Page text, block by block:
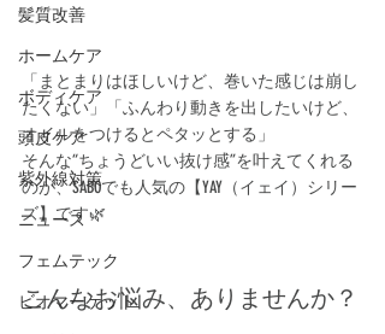
髪質改善
ホームケア
ボディケア
頭皮ケア
紫外線対策
ニュース
フェムテック
ビオマーケット
「まとまりはほしいけど、巻いた感じは崩し
たくない」「ふんわり動きを出したいけど、
オイルをつけるとペタッとする」
そんな“ちょうどいい抜け感”を叶えてくれる
のが、SABOでも人気の【YAY（イェイ）シリー
ズ】です🌿
こんなお悩み、ありませんか？